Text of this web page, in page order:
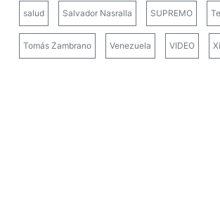
salud Salvador Nasralla SUPREMO
Tomás Zambrano Venezuela VIDEO